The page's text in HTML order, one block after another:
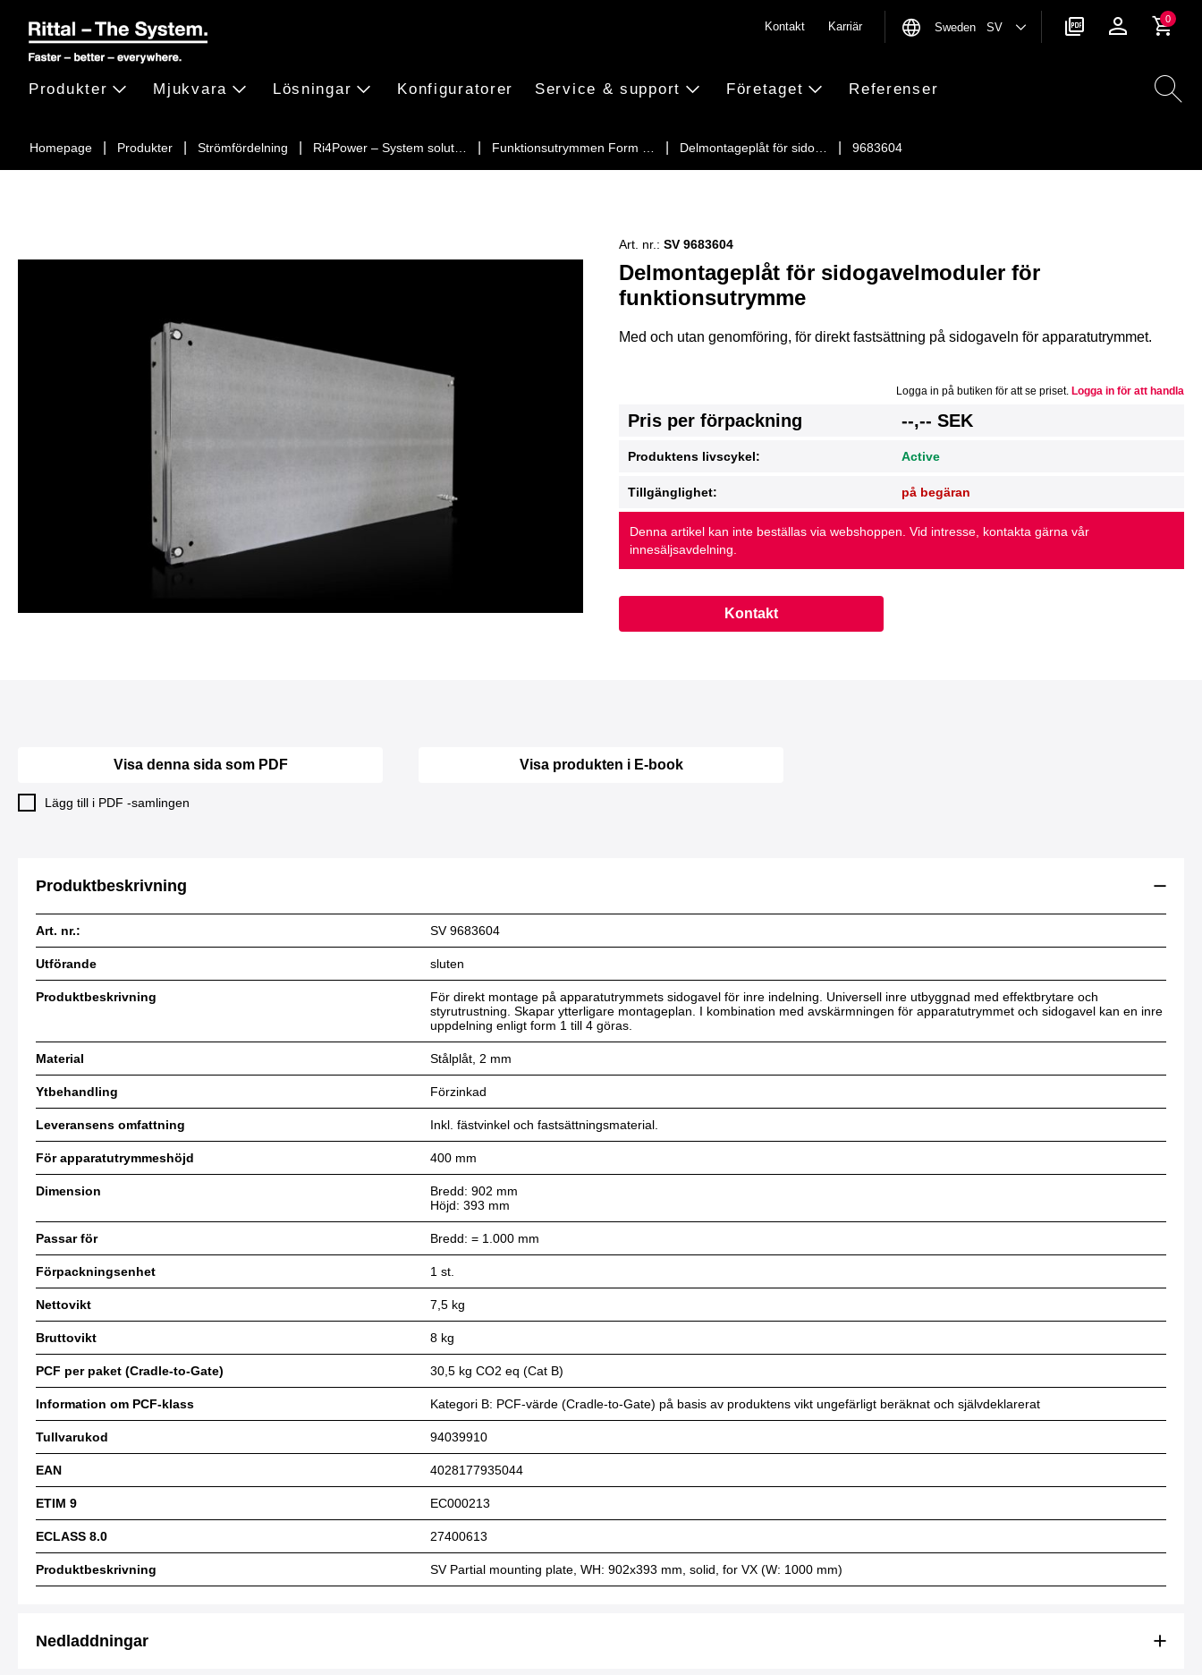
Homepage Produkter Strömfördelning Ri4Power – System solut… Funktionsutrymmen Form … Delmontageplåt för sido… 9683604
Produkter Mjukvara Lösningar Konfiguratorer Service & support Företaget Referenser
Kontakt Karriär Sweden SV
0
Delmontageplåt för sidogavelmoduler för
funktionsutrymme
Art. nr.: SV 9683604
Med och utan genomföring, för direkt fastsättning på sidogaveln för apparatutrymmet.
Logga in på butiken för att se priset. Logga in för att handla
Pris per förpackning --,-- SEK
Produktens livscykel: Active
Tillgänglighet: på begäran
Denna artikel kan inte beställas via webshoppen. Vid intresse, kontakta gärna vår
innesäljsavdelning.
Kontakt
Visa denna sida som PDF
Lägg till i PDF -samlingen
Visa produkten i E-book
Produktbeskrivning
Art. nr.: SV 9683604
Utförande sluten
Produktbeskrivning
För direkt montage på apparatutrymmets sidogavel för inre indelning. Universell inre utbyggnad med effektbrytare och
styrutrustning. Skapar ytterligare montageplan. I kombination med avskärmningen för apparatutrymmet och sidogavel kan en inre
uppdelning enligt form 1 till 4 göras.
Material Stålplåt, 2 mm
Ytbehandling Förzinkad
Leveransens omfattning Inkl. fästvinkel och fastsättningsmaterial.
För apparatutrymmeshöjd 400 mm
Dimension
Bredd: 902 mm
Höjd: 393 mm
Passar för Bredd: = 1.000 mm
Förpackningsenhet 1 st.
Nettovikt 7,5 kg
Bruttovikt 8 kg
PCF per paket (Cradle-to-Gate) 30,5 kg CO2 eq (Cat B)
Information om PCF-klass Kategori B: PCF-värde (Cradle-to-Gate) på basis av produktens vikt ungefärligt beräknat och självdeklarerat
Tullvarukod 94039910
EAN 4028177935044
ETIM 9 EC000213
ECLASS 8.0 27400613
Produktbeskrivning SV Partial mounting plate, WH: 902x393 mm, solid, for VX (W: 1000 mm)
Nedladdningar